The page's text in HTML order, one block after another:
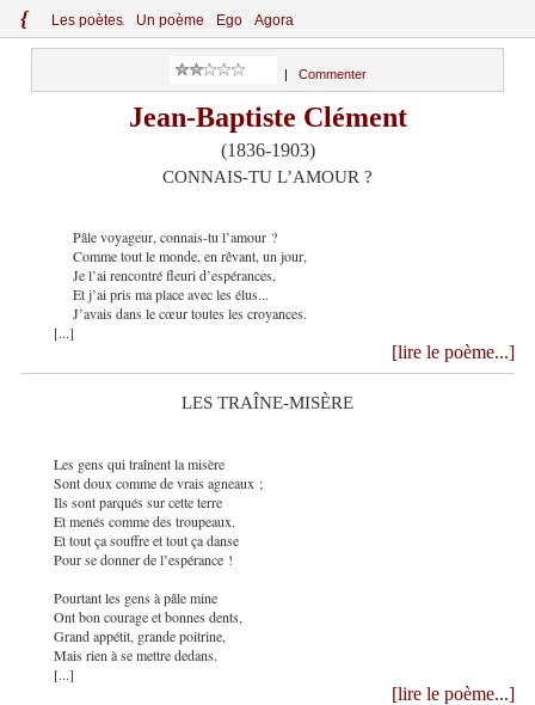
{ Les poètes Un poème Ego Agora
Commenter
Jean-Baptiste Clément
(1836-1903)
CONNAIS-TU L’AMOUR ?
Pâle voyageur, connais-tu l’amour ?
Comme tout le monde, en rêvant, un jour,
Je l’ai rencontré fleuri d’espérances,
Et j’ai pris ma place avec les élus...
J’avais dans le cœur toutes les croyances.
[...]
[lire le poème...]
LES TRAÎNE-MISÈRE
Les gens qui traînent la misère
Sont doux comme de vrais agneaux ;
Ils sont parqués sur cette terre
Et menés comme des troupeaux.
Et tout ça souffre et tout ça danse
Pour se donner de l’espérance !
Pourtant les gens à pâle mine
Ont bon courage et bonnes dents,
Grand appétit, grande poitrine,
Mais rien à se mettre dedans.
[...]
[lire le poème...]